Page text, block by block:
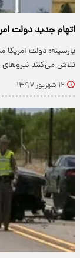
اتهام جدید دولت
پارسینه: دولت
تلاش می‌کنند
۱۲ شهریور ۱۳۹۷